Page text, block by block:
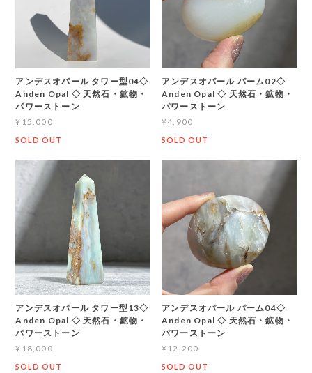
アンデスオパール タワー型04◇
Anden Opal ◇ 天然石・鉱物・
パワーストーン
¥15,000
SOLD OUT
アンデスオパール パーム02◇
Anden Opal ◇ 天然石・鉱物・
パワーストーン
¥4,900
SOLD OUT
アンデスオパール タワー型13◇
Anden Opal ◇ 天然石・鉱物・
パワーストーン
¥18,000
SOLD OUT
アンデスオパール パーム04◇
Anden Opal ◇ 天然石・鉱物・
パワーストーン
¥12,200
SOLD OUT